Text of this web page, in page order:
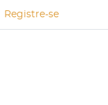
Registre-se